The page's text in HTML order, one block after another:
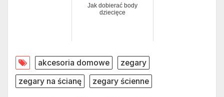
Jak dobierać body
dziecięce
akcesoria domowe
zegary
zegary na ścianę
zegary ścienne